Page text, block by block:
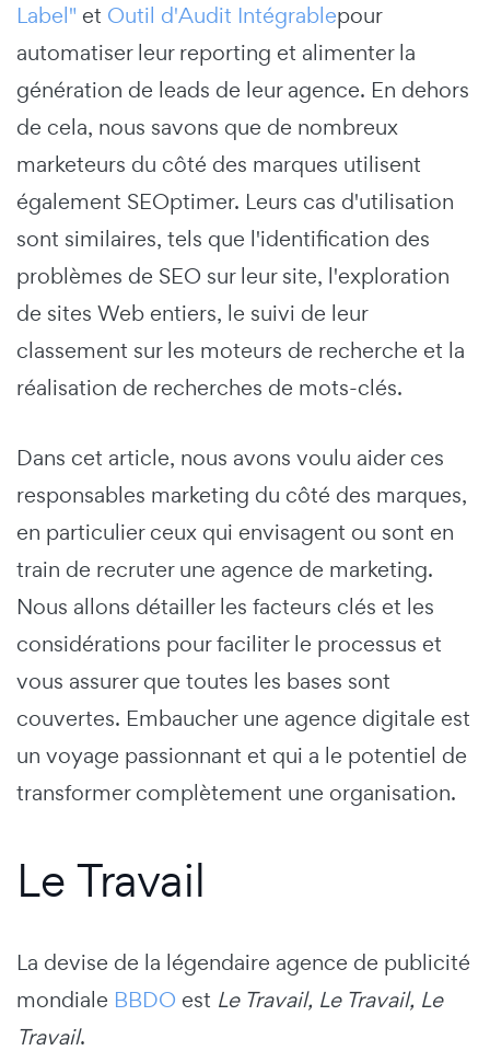
Label" et Outil d'Audit Intégrablepour
automatiser leur reporting et alimenter la
génération de leads de leur agence. En dehors
de cela, nous savons que de nombreux
marketeurs du côté des marques utilisent
également SEOptimer. Leurs cas d'utilisation
sont similaires, tels que l'identification des
problèmes de SEO sur leur site, l'exploration
de sites Web entiers, le suivi de leur
classement sur les moteurs de recherche et la
réalisation de recherches de mots-clés.
Dans cet article, nous avons voulu aider ces
responsables marketing du côté des marques,
en particulier ceux qui envisagent ou sont en
train de recruter une agence de marketing.
Nous allons détailler les facteurs clés et les
considérations pour faciliter le processus et
vous assurer que toutes les bases sont
couvertes. Embaucher une agence digitale est
un voyage passionnant et qui a le potentiel de
transformer complètement une organisation.
Le Travail
La devise de la légendaire agence de publicité
mondiale BBDO est Le Travail, Le Travail, Le
Travail.